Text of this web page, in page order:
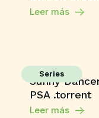
Leer más
Series
Sunny
PSA .torrent
Leer más